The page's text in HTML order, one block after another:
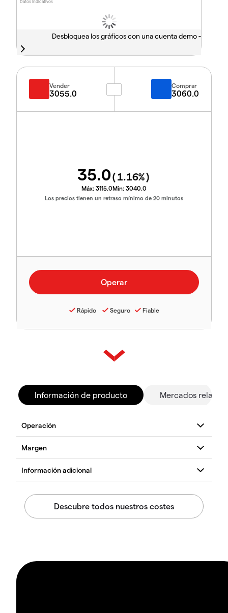
Datos indicativos
Desbloquea los gráficos con una cuenta demo -
Vender
3055.0
Comprar
3060.0
35.0(1.16%)
Máx: 3115.0Mín: 3040.0
Los precios tienen un retraso mínimo de 20 minutos
Rápido Seguro Fiable
Información de producto Mercados